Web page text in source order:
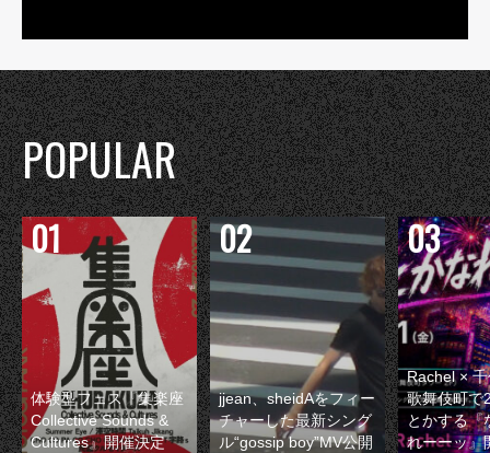
POPULAR
体験型フェス『集楽座
Collective Sounds &
Cultures』開催決定
jjean、sheidAをフィー
チャーした最新シング
ル“gossip boy”MV公開
Rachel ×
歌舞伎町で
とかする『
れーーッ』